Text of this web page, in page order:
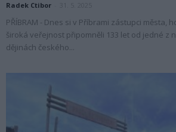
Radek Ctibor
PŘÍBRAM - Dnes si v Příbrami zástupci města,
široká veřejnost připomněli 133 let od jedné z
dějinách českého...